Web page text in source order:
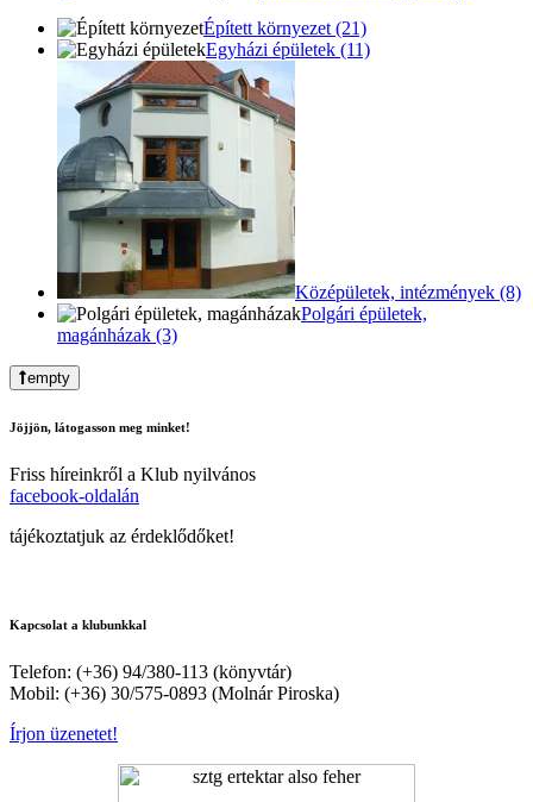
Épített környezet (21)
Egyházi épületek (11)
Középületek, intézmények (8)
Polgári épületek,
magánházak (3)
empty
Jöjjön, látogasson meg minket!
Friss híreinkről a Klub nyilvános
facebook-oldalán
tájékoztatjuk az érdeklődőket!
Kapcsolat a klubunkkal
Telefon: (+36) 94/380-113 (könyvtár)
Mobil: (+36) 30/575-0893 (Molnár Piroska)
Írjon üzenetet!